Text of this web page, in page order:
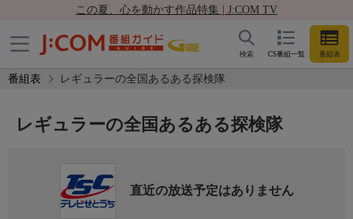
この夏、心を動かす作品特集 | J:COM TV
CS番組一覧 番組表
検索
番組表 レギュラーの全国あるある探検隊
レギュラーの全国あるある探検隊
直近の放送予定はありません